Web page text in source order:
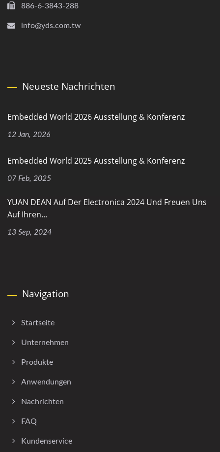
886-6-3843-288
info@yds.com.tw
Neueste Nachrichten
Embedded World 2026 Ausstellung & Konferenz
12 Jan, 2026
Embedded World 2025 Ausstellung & Konferenz
07 Feb, 2025
YUAN DEAN Auf Der Electronica 2024 Und Freuen Uns
Auf Ihren...
13 Sep, 2024
Navigation
Startseite
Unternehmen
Produkte
Anwendungen
Nachrichten
FAQ
Kundenservice